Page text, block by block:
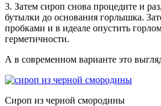
3. Затем сироп снова процедите и
бутылки до основания горлышка.
пробками и в идеале опустить
герметичности.
А в современном варианте это
Сироп из черной смородины